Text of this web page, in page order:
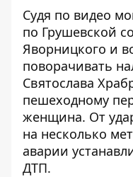
Судя по видео
по Грушевской
Яворницкого и
поворачивать
Святослава
пешеходному
женщина. От
на несколько
аварии
ДТП.